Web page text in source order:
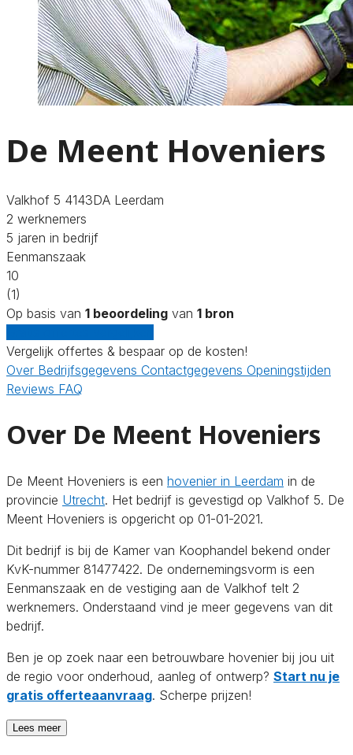
De Meent Hoveniers
Valkhof 5 4143DA Leerdam
2 werknemers
5 jaren in bedrijf
Eenmanszaak
10
(1)
Op basis van 1 beoordeling van 1 bron
Vergelijk offertes & bespaar op de kosten!
Over Bedrijfsgegevens Contactgegevens Openingstijden
Reviews FAQ
Over De Meent Hoveniers
De Meent Hoveniers is een hovenier in Leerdam in de
provincie Utrecht. Het bedrijf is gevestigd op Valkhof 5. De
Meent Hoveniers is opgericht op 01-01-2021.
Dit bedrijf is bij de Kamer van Koophandel bekend onder
KvK-nummer 81477422. De ondernemingsvorm is een
Eenmanszaak en de vestiging aan de Valkhof telt 2
werknemers. Onderstaand vind je meer gegevens van dit
bedrijf.
Ben je op zoek naar een betrouwbare hovenier bij jou uit
de regio voor onderhoud, aanleg of ontwerp? Start nu je
gratis offerteaanvraag. Scherpe prijzen!
Lees meer